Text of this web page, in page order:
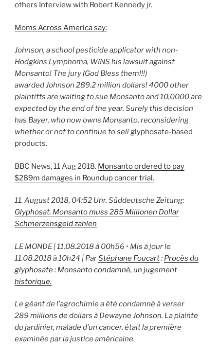
others Interview with Robert Kennedy jr.
Moms Across America say:
Johnson, a school pesticide applicator with non-
Hodgkins Lymphoma, WINS his lawsuit against
Monsanto! The jury (God Bless them!!!)
awarded Johnson 289.2 million dollars! 4000 other
plaintiffs are waiting to sue Monsanto and 10,0000 are
expected by the end of the year. Surely this decision
has Bayer, who now owns Monsanto, reconsidering
whether or not to continue to sellglyphosate-based
products.
BBC News, 11 Aug 2018. Monsanto ordered to pay
$289m damages in Roundup cancer trial.
11. August 2018, 04:52 Uhr. Süddeutsche Zeitung:
Glyphosat. Monsanto muss 285 Millionen Dollar
Schmerzensgeld zahlen
LE MONDE|11.08.2018 à 00h56 • Mis à jour le
11.08.2018 à 10h24 | ParStéphane Foucart: Procès du
glyphosate : Monsanto condamné, un jugement
historique.
Le géant de l’agrochimie a été condamné à verser
289 millions de dollars à Dewayne Johnson. La plainte
du jardinier, malade d’un cancer, était la première
examinée par la justice américaine.